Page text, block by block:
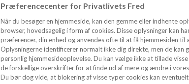
Præferencecenter for Privatlivets Fred
Når du besøger en hjemmeside, kan den gemme eller indhente
browser, hovedsagelig i form af cookies. Disse oplysninger kan
præferencer, din enhed og anvendes ofte til at få hjemmesiden til
Oplysningerne identificerer normalt ikke dig direkte, men de kan
personlig hjemmesideoplevelse. Du kan vælge ikke at tillade
de forskellige overskrifter for at finde ud af mere og ændre i
Du bør dog vide, at blokering af visse typer cookies kan